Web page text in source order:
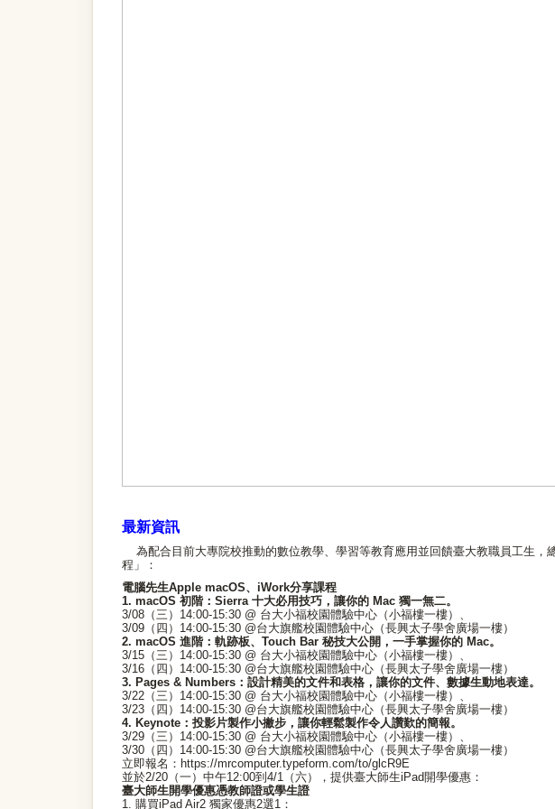
最新資訊
為配合目前大專院校推動的數位教學、學習等教育應用並回饋臺大教職員工生，
程」：
電腦先生Apple macOS、iWork分享課程
1. macOS 初階：Sierra 十大必用技巧，讓你的 Mac 獨一無二。
3/08（三）14:00-15:30 @ 台大小福校園體驗中心（小福樓一樓）、
3/09（四）14:00-15:30 @台大旗艦校園體驗中心（長興太子學舍廣場一樓）
2. macOS 進階：軌跡板、Touch Bar 秘技大公開，一手掌握你的 Mac。
3/15（三）14:00-15:30 @ 台大小福校園體驗中心（小福樓一樓）、
3/16（四）14:00-15:30 @台大旗艦校園體驗中心（長興太子學舍廣場一樓）
3. Pages & Numbers：設計精美的文件和表格，讓你的文件、數據生動地表達。
3/22（三）14:00-15:30 @ 台大小福校園體驗中心（小福樓一樓）、
3/23（四）14:00-15:30 @台大旗艦校園體驗中心（長興太子學舍廣場一樓）
4. Keynote：投影片製作小撇步，讓你輕鬆製作令人讚歎的簡報。
3/29（三）14:00-15:30 @ 台大小福校園體驗中心（小福樓一樓）、
3/30（四）14:00-15:30 @台大旗艦校園體驗中心（長興太子學舍廣場一樓）
立即報名：https://mrcomputer.typeform.com/to/glcR9E
並於2/20（一）中午12:00到4/1（六），提供臺大師生iPad開學優惠：
臺大師生開學優惠憑教師證或學生證
1. 購買iPad Air2 獨家優惠2選1：